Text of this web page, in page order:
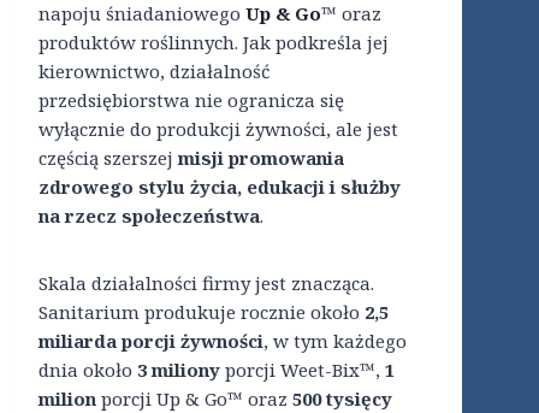
napoju śniadaniowego Up & Go™ oraz
produktów roślinnych. Jak podkreśla jej
kierownictwo, działalność
przedsiębiorstwa nie ogranicza się
wyłącznie do produkcji żywności, ale jest
częścią szerszejmisji promowania
zdrowego stylu życia, edukacji i służby
na rzecz społeczeństwa.
Skala działalności firmy jest znacząca.
Sanitarium produkuje rocznie około 2,5
miliarda porcji żywności, w tym każdego
dnia około 3 miliony porcji Weet-Bix™, 1
milion porcji Up & Go™ oraz 500 tysięcy